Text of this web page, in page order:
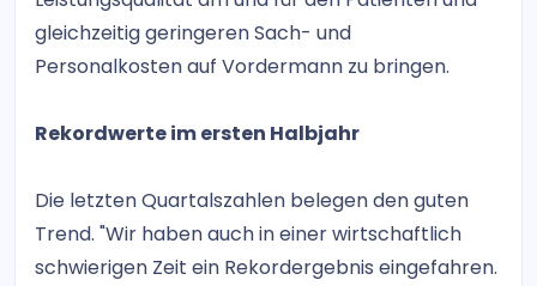
gleichzeitig geringeren Sach- und
Personalkosten auf Vordermann zu bringen.
Rekordwerte im ersten Halbjahr
Die letzten Quartalszahlen belegen den guten
Trend. "Wir haben auch in einer wirtschaftlich
schwierigen Zeit ein Rekordergebnis eingefahren.